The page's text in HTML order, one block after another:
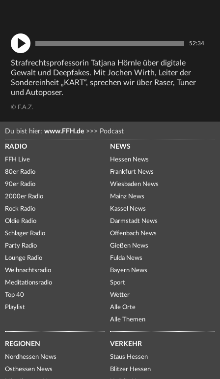
52:34
Strafrechtsprofessorin Tatjana Hörnle über digitale
Gewalt und Deepfakes. Mit Jochen Wirth, Leiter der
Sondereinheit „KART“, sprechen wir über Raser, Tuner
und Autoposer.
© F.A.Z.
Du bist hier: www.FFH.de >>> Podcast
RADIO
FFH Live
80er Radio
90er Radio
2000er Radio
Rock Radio
Oldie Radio
Schlager Radio
Party Radio
Lounge Radio
Weihnachtsradio
Meditationsradio
Top 40
Playlist
NEWS
Hessen News
Frankfurt News
Wiesbaden News
Mainz News
Kassel News
Darmstadt News
Offenbach News
Gießen News
Fulda News
Bayern News
Sport
Wetter
Alle Orte
Alle Themen
REGIONEN
Nordhessen News
Osthessen News
VERKEHR
Staus Hessen
Blitzer Hessen